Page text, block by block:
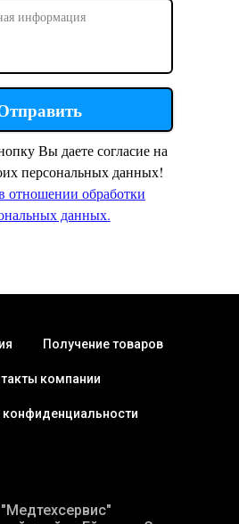
Вы даете согласие на
персональных данных!
отношении обработки
данных.
Получение товаров
компании
конфиденциальности